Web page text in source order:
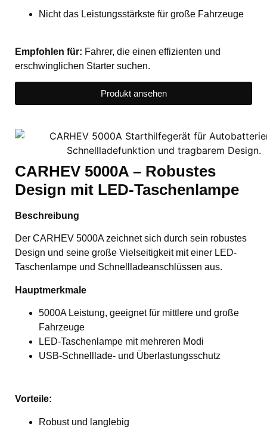
Nicht das Leistungsstärkste für große Fahrzeuge
Empfohlen für: Fahrer, die einen effizienten und
erschwinglichen Starter suchen.
Produkt ansehen
CARHEV 5000A – Robustes
Design mit LED-Taschenlampe
Beschreibung
Der CARHEV 5000A zeichnet sich durch sein robustes
Design und seine große Vielseitigkeit mit einer LED-
Taschenlampe und Schnellladeanschlüssen aus.
Hauptmerkmale
5000A Leistung, geeignet für mittlere und große
Fahrzeuge
LED-Taschenlampe mit mehreren Modi
USB-Schnelllade- und Überlastungsschutz
Vorteile:
Robust und langlebig